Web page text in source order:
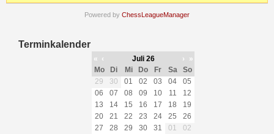
Powered by ChessLeagueManager
Terminkalender
« ‹ Juli 26 ›
»
Mo
Di Mi Do Fr Sa
So
29
30 01 02 03 04
05
06
07 08 09 10 11
12
13
14 15 16 17 18
19
20
21 22 23 24 25
26
27
28 29 30 31 01 02